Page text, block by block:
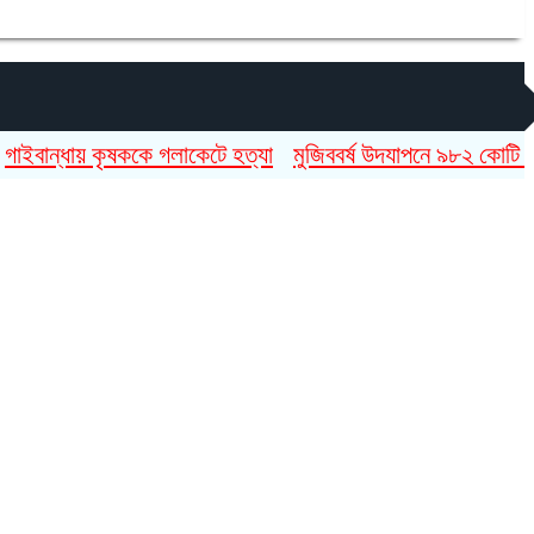
কৃষককে গলাকেটে হত্যা মুজিববর্ষ উদযাপনে ৯৮২ কোটি ৯১ লাখ